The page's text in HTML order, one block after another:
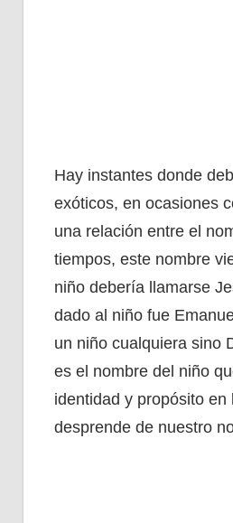
Hay instantes donde
exóticos, en ocasiones
una relación entre el
tiempos, este nombre
niño debería llamarse
dado al niño fue
un niño cualquiera sino
es el nombre del niño
identidad y propósito
desprende de nuestro